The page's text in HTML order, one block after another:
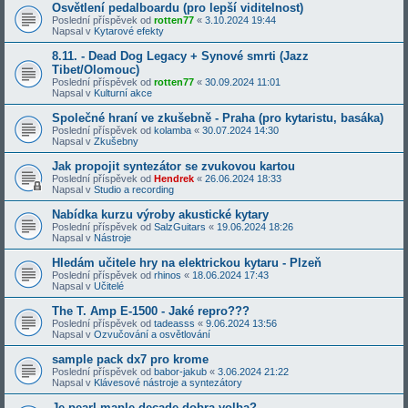
Osvětlení pedalboardu (pro lepší viditelnost)
Poslední příspěvek od rotten77 « 3.10.2024 19:44
Napsal v Kytarové efekty
8.11. - Dead Dog Legacy + Synové smrti (Jazz
Tibet/Olomouc)
Poslední příspěvek od rotten77 « 30.09.2024 11:01
Napsal v Kulturní akce
Společné hraní ve zkušebně - Praha (pro kytaristu, basáka)
Poslední příspěvek od kolamba « 30.07.2024 14:30
Napsal v Zkušebny
Jak propojit syntezátor se zvukovou kartou
Poslední příspěvek od Hendrek « 26.06.2024 18:33
Napsal v Studio a recording
Nabídka kurzu výroby akustické kytary
Poslední příspěvek od SalzGuitars « 19.06.2024 18:26
Napsal v Nástroje
Hledám učitele hry na elektrickou kytaru - Plzeň
Poslední příspěvek od rhinos « 18.06.2024 17:43
Napsal v Učitelé
The T. Amp E-1500 - Jaké repro???
Poslední příspěvek od tadeasss « 9.06.2024 13:56
Napsal v Ozvučování a osvětlování
sample pack dx7 pro krome
Poslední příspěvek od babor-jakub « 3.06.2024 21:22
Napsal v Klávesové nástroje a syntezátory